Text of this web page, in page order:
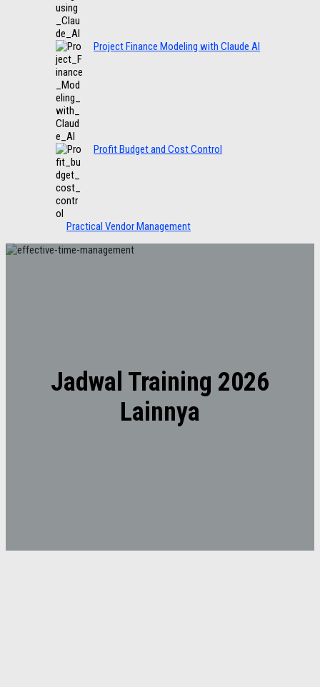
Project Finance Modeling with Claude AI
Profit Budget and Cost Control
Practical Vendor Management
Jadwal Training 2026
Lainnya